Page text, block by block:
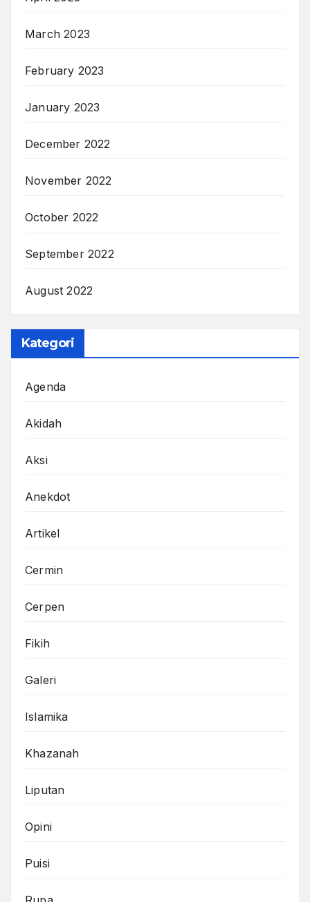
March 2023
February 2023
January 2023
December 2022
November 2022
October 2022
September 2022
August 2022
Kategori
Agenda
Akidah
Aksi
Anekdot
Artikel
Cermin
Cerpen
Fikih
Galeri
Islamika
Khazanah
Liputan
Opini
Puisi